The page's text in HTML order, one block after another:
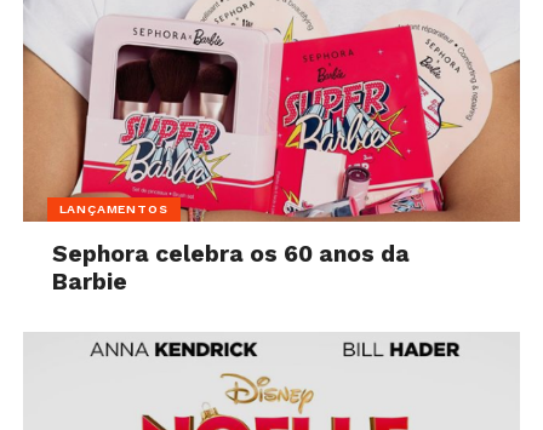
LANÇAMENTOS
Sephora celebra os 60 anos da
Barbie